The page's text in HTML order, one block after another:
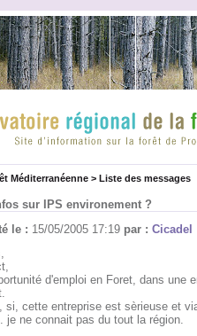
Méditerranéenne> Liste des messages
sur IPS environement ?
le : 15/05/2005 17:19 par : Cicadel
d'emploi en Foret, dans une
si, cette entreprise est sèrieuse et
je ne connait pas du tout la région.